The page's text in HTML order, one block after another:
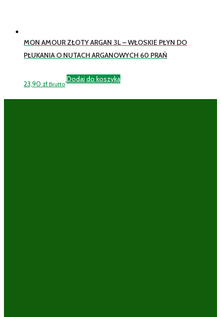
MON AMOUR ZŁOTY ARGAN 3L – WŁOSKIE PŁYN DO
PŁUKANIA O NUTACH ARGANOWYCH 60 PRAŃ
23,90 zł Brutto
Dodaj do koszyka